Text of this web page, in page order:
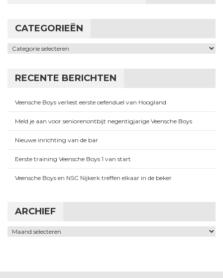
CATEGORIEËN
Categorieën
RECENTE BERICHTEN
Veensche Boys verliest eerste oefenduel van Hoogland
Meld je aan voor seniorenontbijt negentigjarige Veensche Boys
Nieuwe inrichting van de bar
Eerste training Veensche Boys 1 van start
Veensche Boys en NSC Nijkerk treffen elkaar in de beker
ARCHIEF
Archief